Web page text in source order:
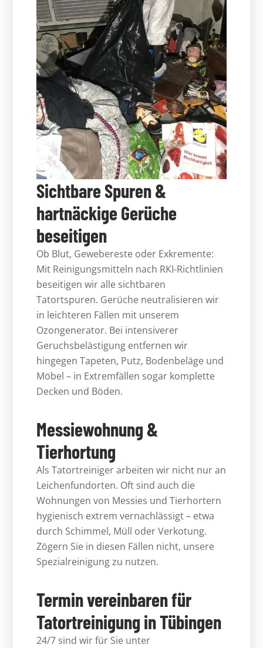
Sichtbare Spuren &
hartnäckige Gerüche
beseitigen
Ob Blut, Gewebereste oder Exkremente:
Mit Reinigungsmitteln nach RKI-Richtlinien
beseitigen wir alle sichtbaren
Tatortspuren. Gerüche neutralisieren wir
in leichteren Fällen mit unserem
Ozongenerator. Bei intensiverer
Geruchsbelästigung entfernen wir
hingegen Tapeten, Putz, Bodenbeläge und
Möbel – in Extremfällen sogar komplette
Decken und Böden.
Messiewohnung &
Tierhortung
Als Tatortreiniger arbeiten wir nicht nur an
Leichenfundorten. Oft sind auch die
Wohnungen von Messies und Tierhortern
hygienisch extrem vernachlässigt – etwa
durch Schimmel, Müll oder Verkotung.
Zögern Sie in diesen Fällen nicht, unsere
Spezialreinigung zu nutzen.
Termin vereinbaren für
Tatortreinigung in Tübingen
24/7 sind wir für Sie unter